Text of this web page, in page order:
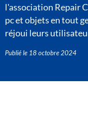
l'association Repair
pc et objets en tout
réjoui leurs
Publié le 18 octobre 2024